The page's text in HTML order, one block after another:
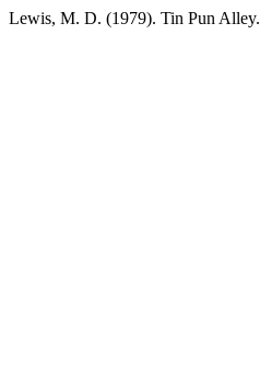
Lewis, M. D. (1979). Tin Pun Alley.